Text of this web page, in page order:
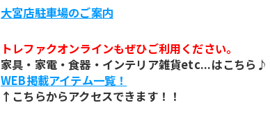
大宮店駐車場のご案内
トレファクオンラインもぜひご利用ください。
家具・家電・食器・インテリア雑貨etc...はこちら♪
WEB掲載アイテム一覧！
↑こちらからアクセスできます！！